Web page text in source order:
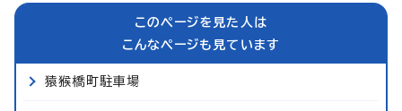
このページを見た人は
こんなページも見ています
猿猴橋町駐車場